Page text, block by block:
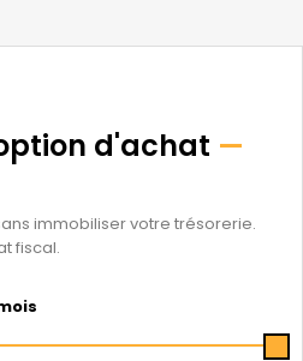
d'achat —
immobiliser votre trésorerie.
fiscal.